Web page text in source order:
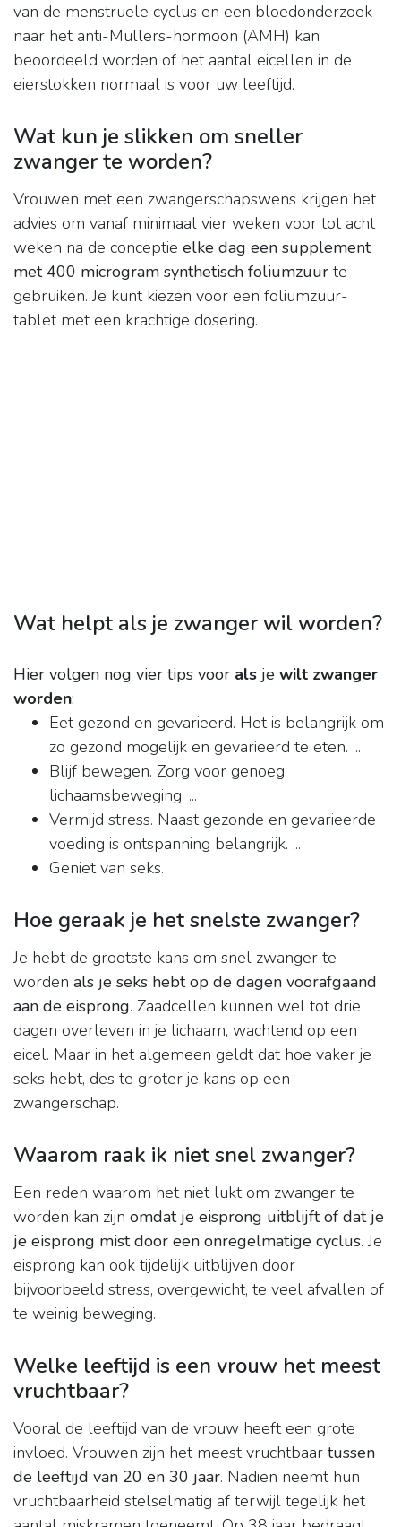
van de menstruele cyclus en een bloedonderzoek
naar het anti-Müllers-hormoon (AMH) kan
beoordeeld worden of het aantal eicellen in de
eierstokken normaal is voor uw leeftijd.
Wat kun je slikken om sneller
zwanger te worden?
Vrouwen met een zwangerschapswens krijgen het
advies om vanaf minimaal vier weken voor tot acht
weken na de conceptie elke dag een supplement
met 400 microgram synthetisch foliumzuur te
gebruiken. Je kunt kiezen voor een foliumzuur-
tablet met een krachtige dosering.
Wat helpt als je zwanger wil worden?
Hier volgen nog vier tips voor als je wilt zwanger
worden:
Eet gezond en gevarieerd. Het is belangrijk om
zo gezond mogelijk en gevarieerd te eten. ...
Blijf bewegen. Zorg voor genoeg
lichaamsbeweging. ...
Vermijd stress. Naast gezonde en gevarieerde
voeding is ontspanning belangrijk. ...
Geniet van seks.
Hoe geraak je het snelste zwanger?
Je hebt de grootste kans om snel zwanger te
worden als je seks hebt op de dagen voorafgaand
aan de eisprong. Zaadcellen kunnen wel tot drie
dagen overleven in je lichaam, wachtend op een
eicel. Maar in het algemeen geldt dat hoe vaker je
seks hebt, des te groter je kans op een
zwangerschap.
Waarom raak ik niet snel zwanger?
Een reden waarom het niet lukt om zwanger te
worden kan zijn omdat je eisprong uitblijft of dat je
je eisprong mist door een onregelmatige cyclus. Je
eisprong kan ook tijdelijk uitblijven door
bijvoorbeeld stress, overgewicht, te veel afvallen of
te weinig beweging.
Welke leeftijd is een vrouw het meest
vruchtbaar?
Vooral de leeftijd van de vrouw heeft een grote
invloed. Vrouwen zijn het meest vruchtbaar tussen
de leeftijd van 20 en 30 jaar. Nadien neemt hun
vruchtbaarheid stelselmatig af terwijl tegelijk het